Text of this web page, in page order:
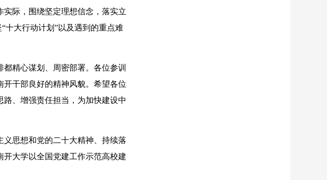
际，围绕坚定理想信念，落实立
十大行动计划”以及遇到的重点难
精心谋划、周密部署。各位参训
干部良好的精神风貌。希望各位
、增强责任担当，为加快建设中
思想和党的二十大精神、持续落
大学以全国党建工作示范高校建